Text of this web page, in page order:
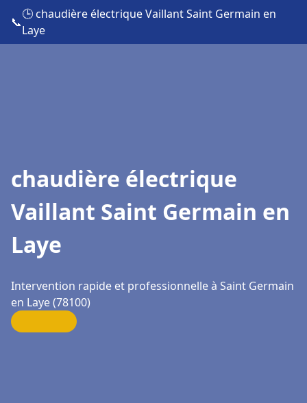
📞
🕒 chaudière électrique Vaillant Saint Germain en
Laye
chaudière électrique
Vaillant Saint Germain en
Laye
Intervention rapide et professionnelle à Saint Germain
en Laye (78100)